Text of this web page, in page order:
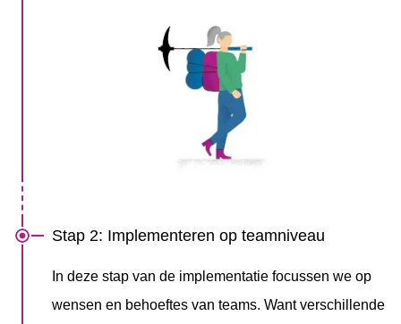
Stap 2: Implementeren op teamniveau
In deze stap van de implementatie focussen we op
wensen en behoeftes van teams. Want verschillende